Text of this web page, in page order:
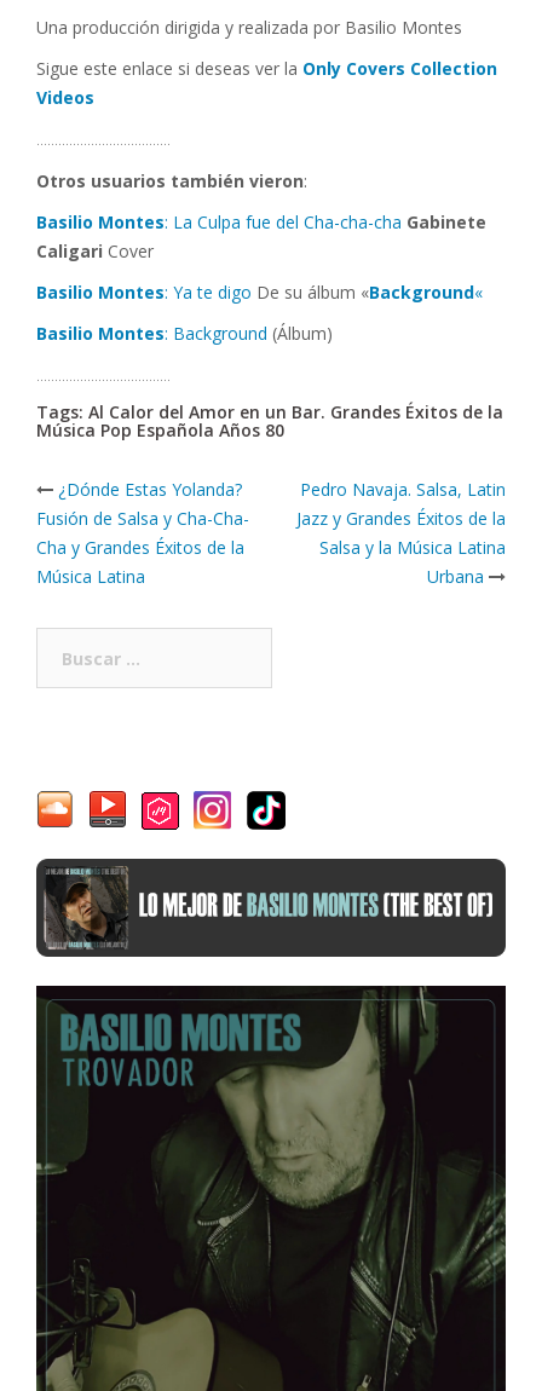
Una producción dirigida y realizada por Basilio Montes
Sigue este enlace si deseas ver la Only Covers Collection
Videos
……………………………….
Otros usuarios también vieron:
Basilio Montes: La Culpa fue del Cha-cha-cha Gabinete
Caligari Cover
Basilio Montes: Ya te digo De su álbum «Background«
Basilio Montes: Background (Álbum)
……………………………….
Tags: Al Calor del Amor en un Bar. Grandes Éxitos de la
Música Pop Española Años 80
Post
navigation
¿Dónde Estas Yolanda?
Fusión de Salsa y Cha-Cha-
Cha y Grandes Éxitos de la
Música Latina
Pedro Navaja. Salsa, Latin
Jazz y Grandes Éxitos de la
Salsa y la Música Latina
Urbana